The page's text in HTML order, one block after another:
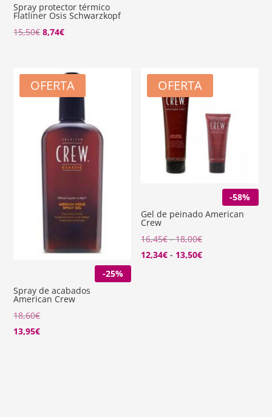
Spray protector térmico
Flatliner Osis Schwarzkopf
15,50€El
8,74€El
8,74€.
OFERTA
-25%
Spray de acabados
American Crew
18,60€
13,95€
OFERTA
-58%
Gel de peinado American
Crew
16,45€ - 18,00€Rango
de
12,34€ - 13,50€Rango